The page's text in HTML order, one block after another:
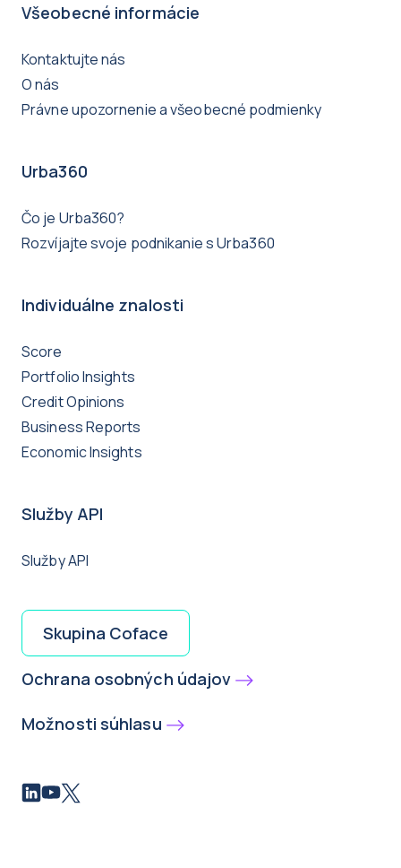
Všeobecné informácie
Kontaktujte nás
O nás
Právne upozornenie a všeobecné podmienky
Urba360
Čo je Urba360?
Rozvíjajte svoje podnikanie s Urba360
Individuálne znalosti
Score
Portfolio Insights
Credit Opinions
Business Reports
Economic Insights
Služby API
Služby API
Skupina Coface
Ochrana osobných údajov
Možnosti súhlasu